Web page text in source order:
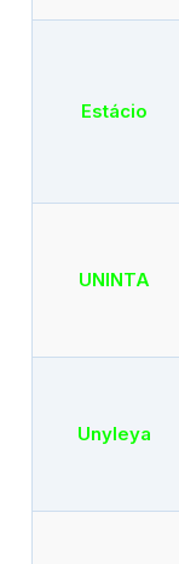
Estácio
UNINTA
Unyleya